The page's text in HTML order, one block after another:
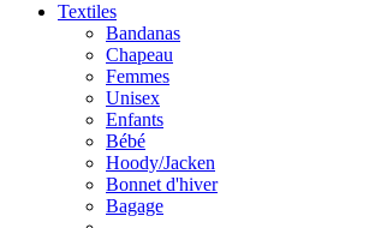
Textiles
Bandanas
Chapeau
Femmes
Unisex
Enfants
Bébé
Hoody/Jacken
Bonnet d'hiver
Bagage